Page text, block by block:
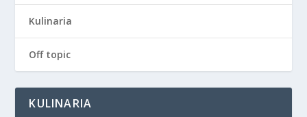
Kulinaria
Off topic
KULINARIA